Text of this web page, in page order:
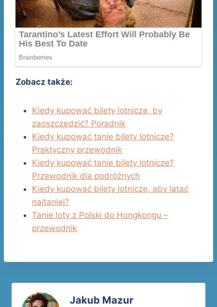
Zobacz także:
Kiedy kupować bilety lotnicze, by
zaoszczędzić? Poradnik
Kiedy kupować tanie bilety lotnicze?
Praktyczny przewodnik
Kiedy kupować tanie bilety lotnicze?
Przewodnik dla podróżnych
Kiedy kupować bilety lotnicze, aby latać
najtaniej?
Tanie loty z Polski do Hongkongu –
przewodnik
Jakub Mazur